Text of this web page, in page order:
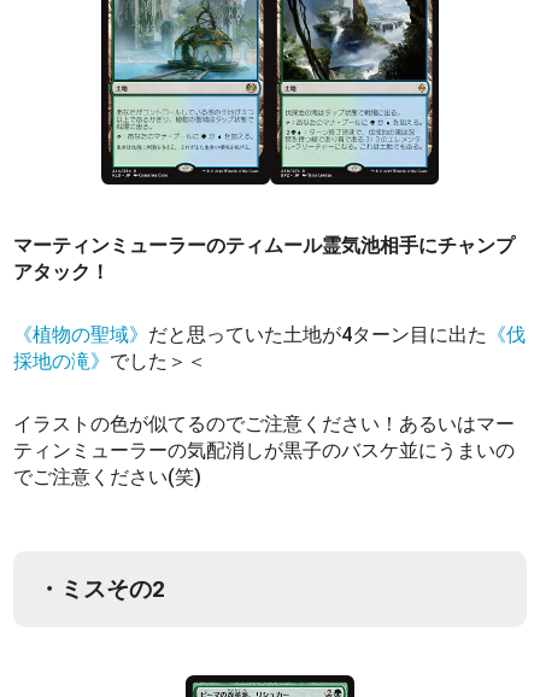
マーティンミューラーのティムール霊気池相手にチャンプ
アタック！
《植物の聖域》 だと思っていた土地が4ターン目に出た 《伐
採地の滝》 でした＞＜
イラストの色が似てるのでご注意ください！あるいはマー
ティンミューラーの気配消しが黒子のバスケ並にうまいの
でご注意ください(笑)
・ミスその2